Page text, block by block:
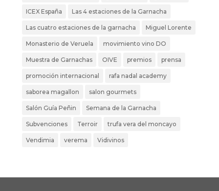
ICEX España Las 4 estaciones de la Garnacha
Las cuatro estaciones de la garnacha Miguel Lorente
Monasterio de Veruela movimiento vino DO
Muestra de Garnachas OIVE premios prensa
promoción internacional rafa nadal academy
saborea magallon salon gourmets
Salón Guía Peñin Semana de la Garnacha
Subvenciones Terroir trufa vera del moncayo
Vendimia verema Vidivinos